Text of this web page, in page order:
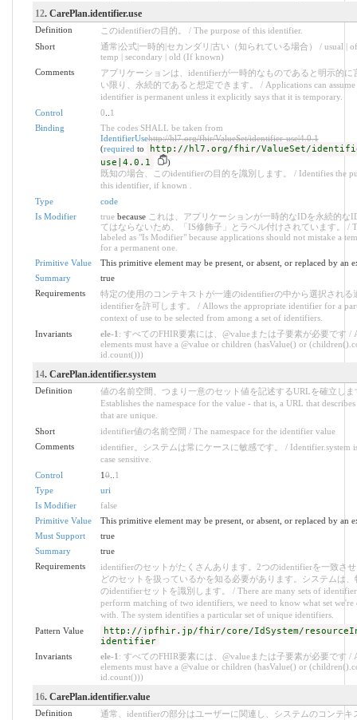
12. CarePlan.identifier.use
Definition
このidentifierの目的。 / The purpose of this identifier.
Short
通常|公式|一時的|セカンダリ|古い（知られている場合） / usual |
temp | secondary | old (If known)
Comments
アプリケーションは、identifierが一時的なものであると明示的に
い限り、永続的であると想定できます。 / Applications can assume
identifier is permanent unless it explicitly says that it is temporary.
Control
0
1
Binding
The codes SHALL be taken from
IdentifierUsehttp://hl7.org/fhir/ValueSet/identifier-use|4.0.1
(required to
http://hl7.org/fhir/ValueSet/
use|4.0.1
)
既知の場合、このidentifierの目的を識別します。 / Identifies the
this identifier, if known .
Type
code
Is Modifier
truebecause これは、アプリケーションが一時的なIDを永続的な
てはならないため、「IS修飾子」とラベル付けされています。 /
labeled as "Is Modifier" because applications should not mistake a
for a permanent one.
Primitive Value
This primitive element may be present, or absent, or replaced by an
Summary
true
Requirements
特定の使用のコンテキストが一連のidentifierの中から選択される
identifierを許可します。 / Allows the appropriate identifier for a
context of use to be selected from among a set of identifiers.
Invariants
ele-1 : すべてのFHIR要素には、@valueまたは子要素が必要です /
elements must have a @value or children (hasValue() or
id.count()))
14. CarePlan.identifier.system
Definition
値の名前空間、つまり一意のセット値を記述するURLを確立しま
Establishes the namespace for the value - that is, a URL that describes
that are unique.
Short
identifier値の名前空間 / The namespace for the identifier value
Comments
identifier。システムは常にケースに敏感です。 / Identifier.system
case sensitive.
Control
10.. 1
Type
uri
Is Modifier
false
Primitive Value
This primitive element may be present, or absent, or replaced by an
Must Support
true
Summary
true
Requirements
identifierのセットがたくさんあります。2つのidentifierを一致さ
どのセットを扱っているかを知る必要があります。システムは、
のidentifierセットを識別します。 / There are many sets of
perform matching of two identifiers, we need to know what set we're
with. The system identifies a particular set of unique identifiers.
Pattern Value
http://jpfhir.jp/fhir/core/IdSystem/
identifier
Invariants ele-1 : すべてのFHIR要素には、@valueまたは子要素が必要です /
elements must have a @value or children (hasValue() or
id.count()))
16. CarePlan.identifier.value
Definition
通常、identifierの部分はユーザーに関連し、システムのコンテキ